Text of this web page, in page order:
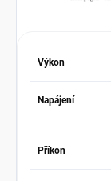
Výkon
Napájení
Příkon